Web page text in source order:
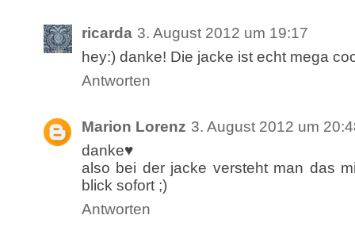
ricarda 3. August 2012 um 19:17
hey:) danke! Die jacke ist echt mega
Antworten
Marion Lorenz 3. August 2012 um
danke♥
also bei der jacke versteht man das
blick sofort ;)
Antworten